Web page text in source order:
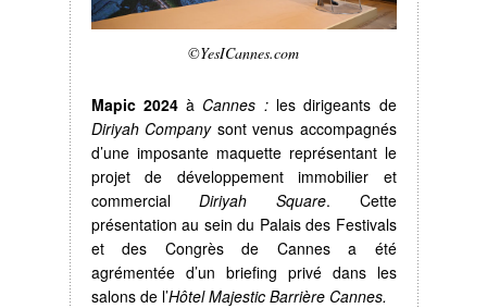
©YesICannes.com
Mapic 2024à Cannes : les dirigeants de
Diriyah Companysont venus accompagnés
d’une imposante maquette représentant le
projet de développement immobilier et
commercialDiriyah Square. Cette
présentation au sein du Palais des Festivals
et des Congrès de Cannes a été
agrémentée d’un briefing privé dans les
salons de l’Hôtel Majestic Barrière Cannes.